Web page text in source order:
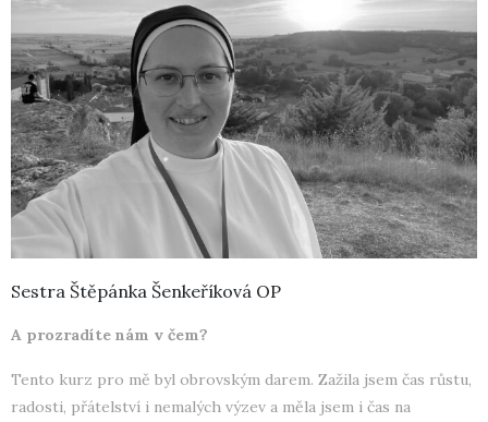
Sestra Štěpánka Šenkeříková OP
A prozradíte nám v čem?
Tento kurz pro mě byl obrovským darem. Zažila jsem čas růstu,
radosti, přátelství i nemalých výzev a měla jsem i čas na